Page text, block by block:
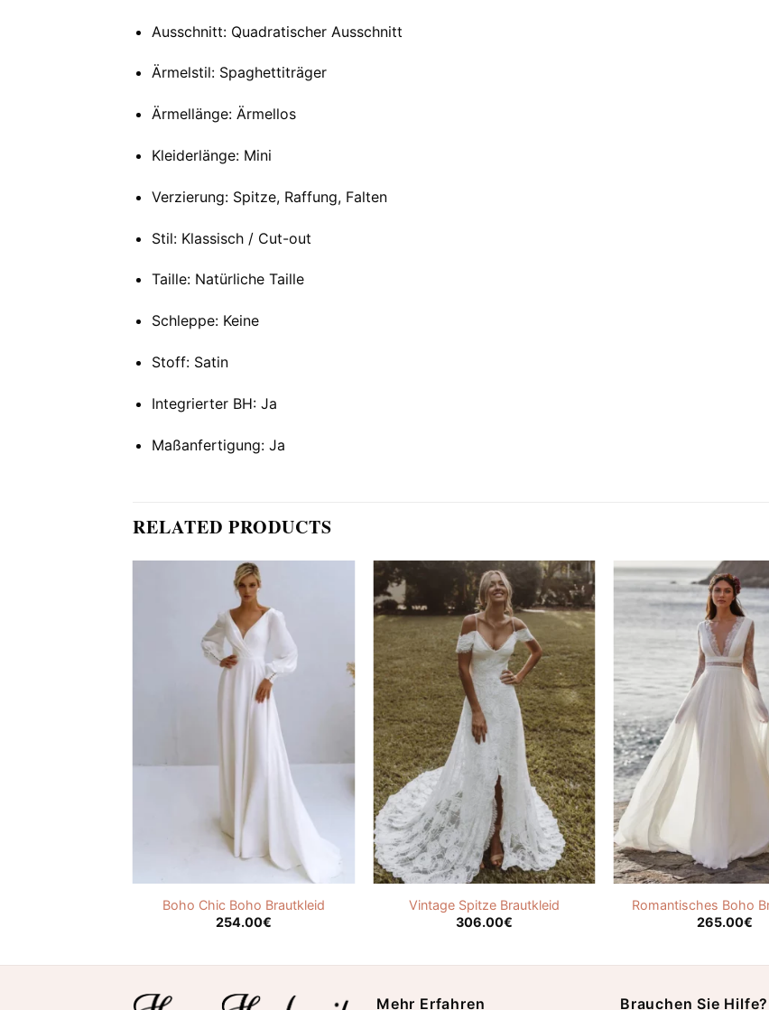
Ausschnitt: Quadratischer Ausschnitt
Ärmelstil: Spaghettiträger
Ärmellänge: Ärmellos
Kleiderlänge: Mini
Verzierung: Spitze, Raffung, Falten
Stil: Klassisch / Cut-out
Taille: Natürliche Taille
Schleppe: Keine
Stoff: Satin
Integrierter BH: Ja
Maßanfertigung: Ja
RELATED PRODUCTS
Boho Chic Boho Brautkleid
254.00€
Vintage Spitze Brautkleid
306.00€
Romantisches Boho
265.00€
Mehr Erfahren Brauchen Sie Hilfe?